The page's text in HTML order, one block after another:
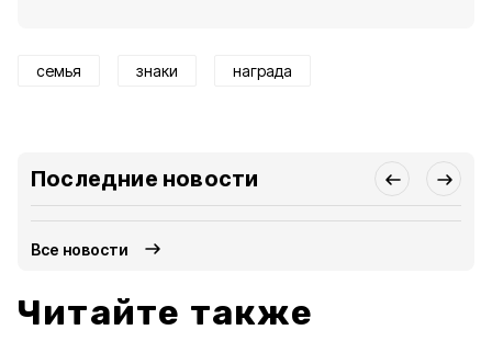
семья знаки награда
Последние новости
Все новости
Читайте также